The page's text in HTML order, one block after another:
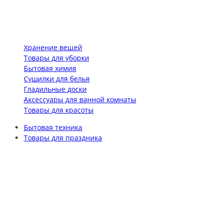
Хранение вещей
Товары для уборки
Бытовая химия
Сушилки для белья
Гладильные доски
Аксессуары для ванной комнаты
Товары для красоты
Бытовая техника
Товары для праздника